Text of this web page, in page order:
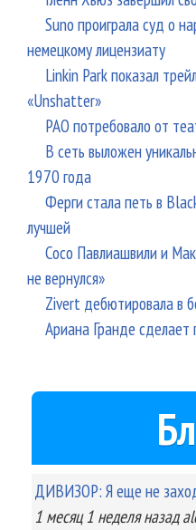
Suno проиграла суд о
немецкому лицензиату
Linkin Park показал
«Unshatter»
РАО потребовало от
В сеть выложен
1970 года
Ферги стала петь в
лучшей
Сосо Павлиашвили и
не вернулся»
Zivert дебютировала в
Ариана Гранде сделает
ДИВИЗОР: Я еще не
1 месяц 1 неделяназад